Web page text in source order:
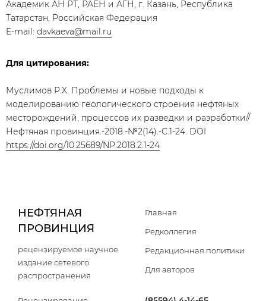
Академик АН РТ, РАЕН и АГН, г. Казань, Республика
Татарстан, Российская Федерация
E-mail: davkaeva@mail.ru
Для цитирования:
Муслимов Р.Х. Проблемы и новые подходы к
моделированию геологического строения нефтяных
месторождений, процессов их разведки и разработки//
Нефтяная провинция.-2018.-№2(14).-С.1-24. DOI
https://doi.org/10.25689/NP.2018.2.1-24
НЕФТЯНАЯ
ПРОВИНЦИЯ
рецензируемое научное
издание сетевого
распространения
Главная
Редколлегия
Редакционная политики
Для авторов